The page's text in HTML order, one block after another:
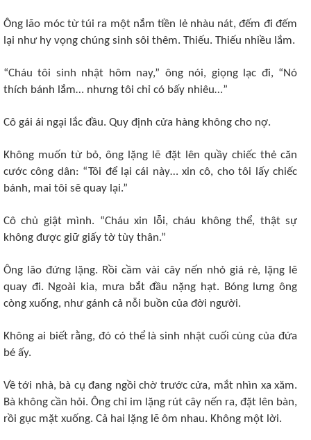
Ông lão móc từ túi ra một nắm tiền lẻ nhàu nát, đếm đi đếm
lại như hy vọng chúng sinh sôi thêm. Thiếu. Thiếu nhiều lắm.
“Cháu tôi sinh nhật hôm nay,” ông nói, giọng lạc đi, “Nó
thích bánh lắm… nhưng tôi chỉ có bấy nhiêu…”
Cô gái ái ngại lắc đầu. Quy định cửa hàng không cho nợ.
Không muốn từ bỏ, ông lặng lẽ đặt lên quầy chiếc thẻ căn
cước công dân: “Tôi để lại cái này… xin cô, cho tôi lấy chiếc
bánh, mai tôi sẽ quay lại.”
Cô chủ giật mình. “Cháu xin lỗi, cháu không thể, thật sự
không được giữ giấy tờ tùy thân.”
Ông lão đứng lặng. Rồi cầm vài cây nến nhỏ giá rẻ, lặng lẽ
quay đi. Ngoài kia, mưa bắt đầu nặng hạt. Bóng lưng ông
còng xuống, như gánh cả nỗi buồn của đời người.
Không ai biết rằng, đó có thể là sinh nhật cuối cùng của đứa
bé ấy.
Về tới nhà, bà cụ đang ngồi chờ trước cửa, mắt nhìn xa xăm.
Bà không cần hỏi. Ông chỉ im lặng rút cây nến ra, đặt lên bàn,
rồi gục mặt xuống. Cả hai lặng lẽ ôm nhau. Không một lời.